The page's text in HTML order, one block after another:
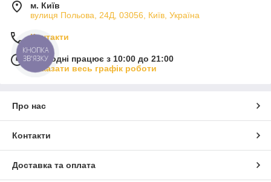
м. Київ
вулиця Польова, 24Д, 03056, Київ, Україна
Контакти
Сьогодні працює з 10:00 до 21:00
Показати весь графік роботи
Про нас
Контакти
Доставка та оплата
КНОПКА
ЗВ'ЯЗКУ